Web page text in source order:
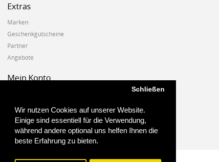
Wir nutzen Cookies auf unserer Website.
Einige sind essentiell für die Verwendung,
während andere optional uns helfen Ihnen die
beste Erfahrung zu bieten.
Schließen
Extras
Marken
Geschenkgutscheine
Partner
Angebote
Mein Konto
Auftragshistorie
Wunschzettel
Newsletter